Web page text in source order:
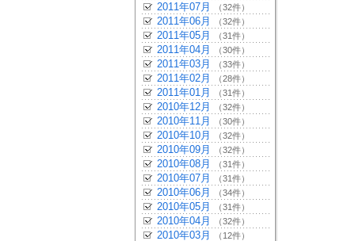
2011年07月 （32件）
2011年06月 （32件）
2011年05月 （31件）
2011年04月 （30件）
2011年03月 （33件）
2011年02月 （28件）
2011年01月 （31件）
2010年12月 （32件）
2010年11月 （30件）
2010年10月 （32件）
2010年09月 （32件）
2010年08月 （31件）
2010年07月 （31件）
2010年06月 （34件）
2010年05月 （31件）
2010年04月 （32件）
2010年03月 （12件）